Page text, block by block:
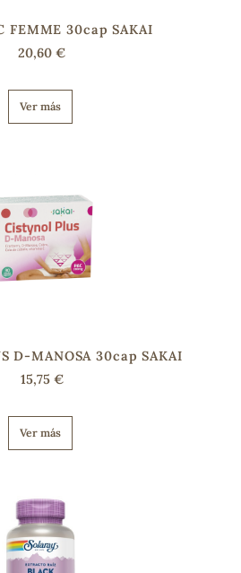
FEMME 30cap SAKAI
20,60 €
Ver más
D-MANOSA 30cap SAKAI
15,75 €
Ver más